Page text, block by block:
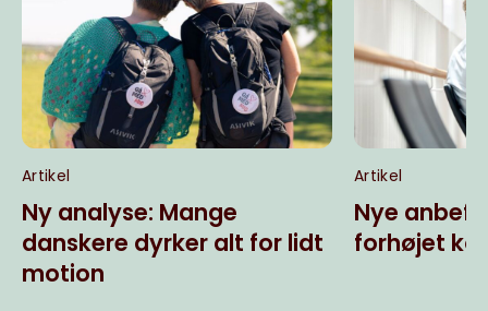
Artikel
Ny analyse: Mange
danskere dyrker alt for lidt
motion
Artikel
Nye
forhøjet